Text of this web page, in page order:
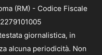
(RM) - Codice Fiscale
giornalistica, in
alcuna periodicità. Non